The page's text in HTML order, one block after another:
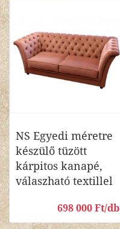
NS Egyedi méretre
készülő tüzött
kárpitos kanapé,
válaszható textillel
698 000 Ft/db